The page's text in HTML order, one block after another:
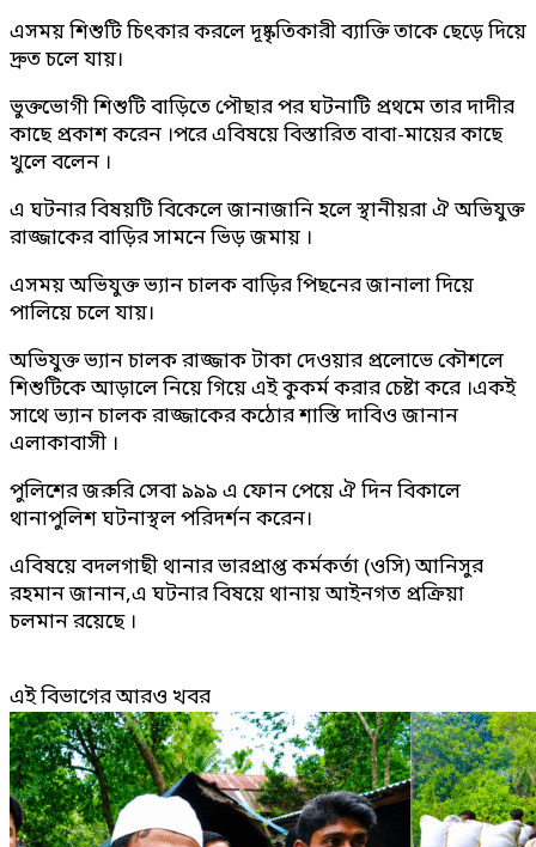
এসময় শিশুটি চিৎকার করলে দূষ্কৃতিকারী ব্যাক্তি তাকে ছেড়ে দিয়ে
দ্রুত চলে যায়।
ভুক্তভোগী শিশুটি বাড়িতে পৌছার পর ঘটনাটি প্রথমে তার দাদীর
কাছে প্রকাশ করেন ।পরে এবিষয়ে বিস্তারিত বাবা-মায়ের কাছে
খুলে বলেন ।
এ ঘটনার বিষয়টি বিকেলে জানাজানি হলে স্থানীয়রা ঐ অভিযুক্ত
রাজ্জাকের বাড়ির সামনে ভিড় জমায় ।
এসময় অভিযুক্ত ভ্যান চালক বাড়ির পিছনের জানালা দিয়ে
পালিয়ে চলে যায়।
অভিযুক্ত ভ্যান চালক রাজ্জাক টাকা দেওয়ার প্রলোভে কৌশলে
শিশুটিকে আড়ালে নিয়ে গিয়ে এই কুকর্ম করার চেষ্টা করে ।একই
সাথে ভ্যান চালক রাজ্জাকের কঠোর শাস্তি দাবিও জানান
এলাকাবাসী ।
পুলিশের জরুরি সেবা ৯৯৯ এ ফোন পেয়ে ঐ দিন বিকালে
থানাপুলিশ ঘটনাস্থল পরিদর্শন করেন।
এবিষয়ে বদলগাছী থানার ভারপ্রাপ্ত কর্মকর্তা (ওসি) আনিসুর
রহমান জানান,এ ঘটনার বিষয়ে থানায় আইনগত প্রক্রিয়া
চলমান রয়েছে ।
এই বিভাগের আরও খবর